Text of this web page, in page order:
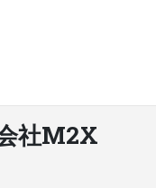
社M2X